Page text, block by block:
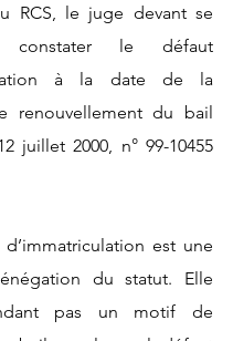
RCS, le juge devant se
le défaut
à la date de la
renouvellement du bail
juillet 2000, n° 99-10455
d’immatriculation est une
du statut. Elle
pas un motif de